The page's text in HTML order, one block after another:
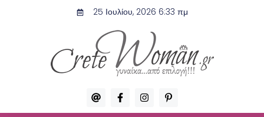
25 Ιουλίου, 2026 6:33 πμ
A
t
F
a
c
I
n
s
P
i
n